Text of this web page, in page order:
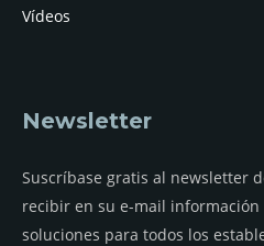
Vídeos
Newsletter
Suscríbase gratis al newsletter
recibir en su e-mail
soluciones para todos los